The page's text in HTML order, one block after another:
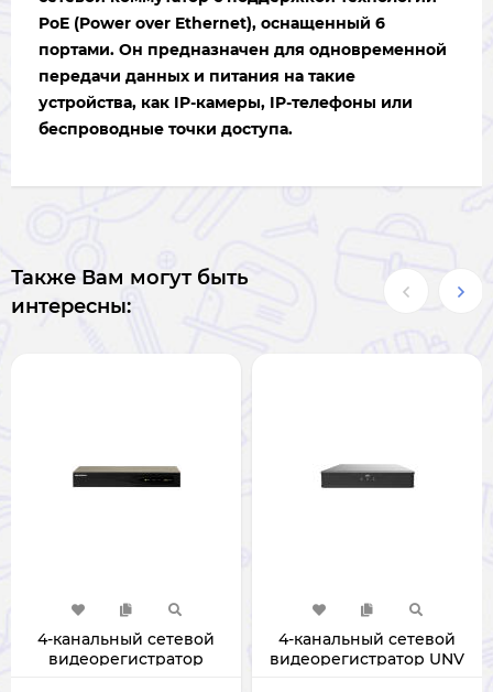
PoE (Power over Ethernet), оснащенный 6
портами. Он предназначен для одновременной
передачи данных и питания на такие
устройства, как IP-камеры, IP-телефоны или
беспроводные точки доступа.
Также Вам могут быть
интересны:
4-канальный сетевой
видеорегистратор
4-канальный сетевой
видеорегистратор UNV